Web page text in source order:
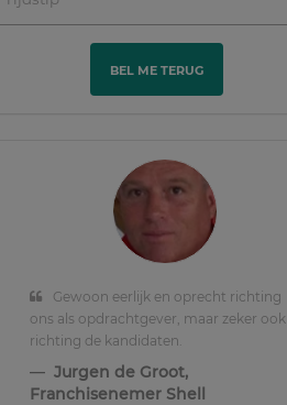
BEL ME TERUG
Gewoon eerlijk en oprecht richting
ons als opdrachtgever, maar zeker ook
richting de kandidaten.
Jurgen de Groot,
Franchisenemer Shell